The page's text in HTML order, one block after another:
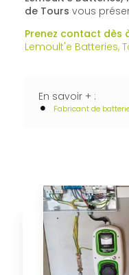
de Tours vous
Prenez contact dès
Lemoult'e Batteries,
En savoir + :
Fabricant de